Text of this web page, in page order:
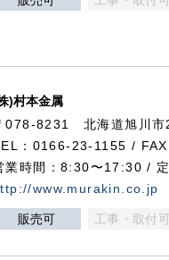
)村本金属
078-8231 北海道旭川市
：0166-23-1155 /
業時間：8:30〜17:30 /
www.murakin.co.jp
販売可 工事・取付可